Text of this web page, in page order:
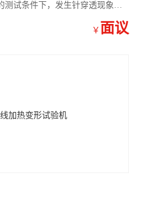
测试条件下，发生针穿透现象时
￥ 面议